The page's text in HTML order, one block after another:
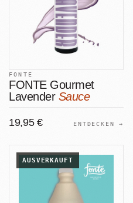
FONTE
FONTE Gourmet
Lavender Sauce
19,95 € ENTDECKEN →
AUSVERKAUFT